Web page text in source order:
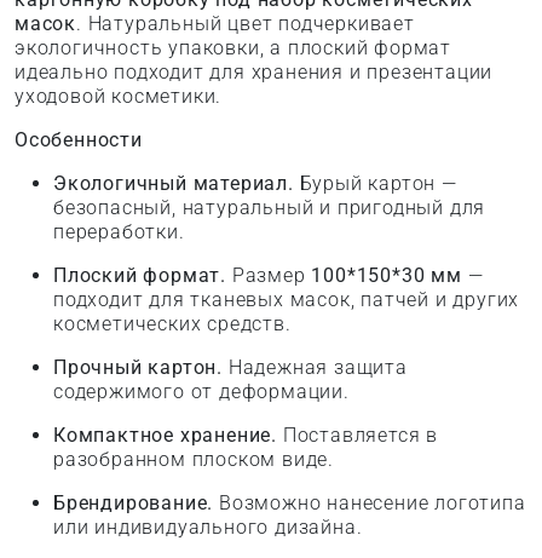
масок. Натуральный цвет подчеркивает
экологичность упаковки, а плоский формат
идеально подходит для хранения и презентации
уходовой косметики.
Особенности
Экологичный материал. Бурый картон —
безопасный, натуральный и пригодный для
переработки.
Плоский формат. Размер 100*150*30 мм —
подходит для тканевых масок, патчей и других
косметических средств.
Прочный картон. Надежная защита
содержимого от деформации.
Компактное хранение. Поставляется в
разобранном плоском виде.
Брендирование. Возможно нанесение логотипа
или индивидуального дизайна.